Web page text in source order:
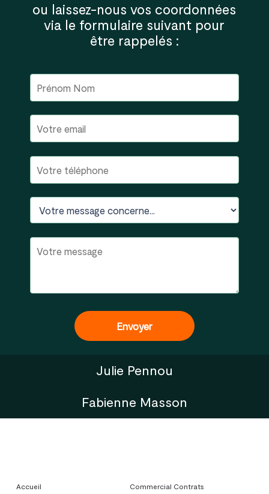
ou laissez-nous vos coordonnées
via le formulaire suivant pour
être rappelés :
Julie Pennou
Fabienne Masson
Accueil
Commercial Contrats